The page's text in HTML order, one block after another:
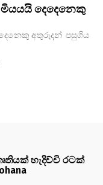
දෙදෙනෙකු
අතුරුදන් පසුගිය
හැදිච්චි රටක්